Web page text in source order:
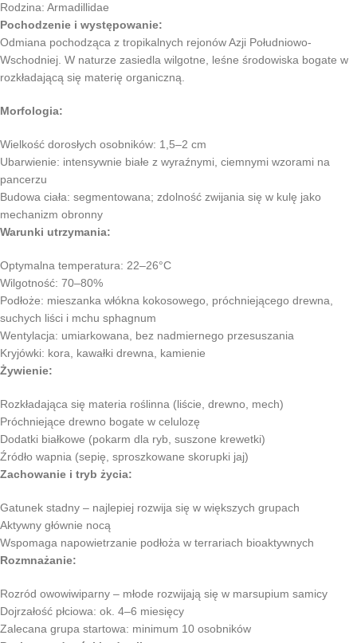
Rodzina: Armadillidae
Pochodzenie i występowanie:
Odmiana pochodząca z tropikalnych rejonów Azji Południowo-
Wschodniej. W naturze zasiedla wilgotne, leśne środowiska bogate w
rozkładającą się materię organiczną.
Morfologia:
Wielkość dorosłych osobników: 1,5–2 cm
Ubarwienie: intensywnie białe z wyraźnymi, ciemnymi wzorami na
pancerzu
Budowa ciała: segmentowana; zdolność zwijania się w kulę jako
mechanizm obronny
Warunki utrzymania:
Optymalna temperatura: 22–26°C
Wilgotność: 70–80%
Podłoże: mieszanka włókna kokosowego, próchniejącego drewna,
suchych liści i mchu sphagnum
Wentylacja: umiarkowana, bez nadmiernego przesuszania
Kryjówki: kora, kawałki drewna, kamienie
Żywienie:
Rozkładająca się materia roślinna (liście, drewno, mech)
Próchniejące drewno bogate w celulozę
Dodatki białkowe (pokarm dla ryb, suszone krewetki)
Źródło wapnia (sepię, sproszkowane skorupki jaj)
Zachowanie i tryb życia:
Gatunek stadny – najlepiej rozwija się w większych grupach
Aktywny głównie nocą
Wspomaga napowietrzanie podłoża w terrariach bioaktywnych
Rozmnażanie:
Rozród owowiwiparny – młode rozwijają się w marsupium samicy
Dojrzałość płciowa: ok. 4–6 miesięcy
Zalecana grupa startowa: minimum 10 osobników